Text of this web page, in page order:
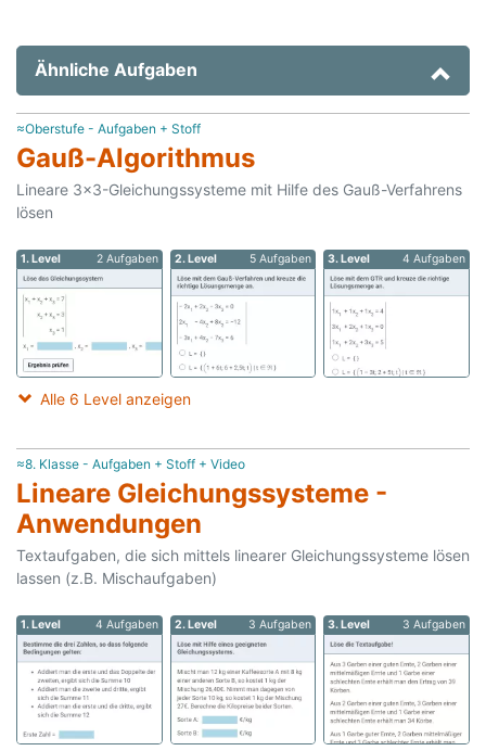
Ähnliche Aufgaben
≈Oberstufe - Aufgaben + Stoff
Gauß-Algorithmus
Lineare 3x3-Gleichungssysteme mit Hilfe des Gauß-Verfahrens
lösen
1. Level 2 Aufgaben 2. Level 5 Aufgaben 3. Level 4 Aufgaben
Alle 6 Level anzeigen
≈8. Klasse - Aufgaben + Stoff + Video
Lineare Gleichungssysteme -
Anwendungen
Textaufgaben, die sich mittels linearer Gleichungssysteme lösen
lassen (z.B. Mischaufgaben)
1. Level 4 Aufgaben 2. Level 3 Aufgaben 3. Level 3 Aufgaben